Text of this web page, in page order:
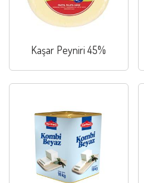
Kaşar Peyniri 45%